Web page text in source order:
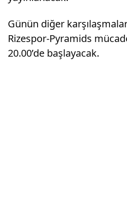
Günün diğer
Rizespor-Pyramids
20.00’de başlayacak.